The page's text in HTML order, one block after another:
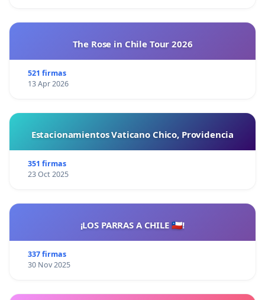
The Rose in Chile Tour 2026
521 firmas
13 Apr 2026
Estacionamientos Vaticano Chico, Providencia
351 firmas
23 Oct 2025
¡LOS PARRAS A CHILE 🇨🇱!
337 firmas
30 Nov 2025